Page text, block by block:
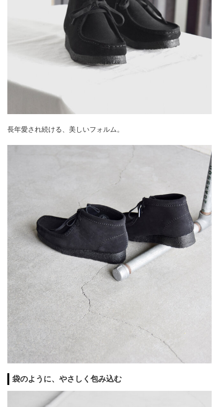
長年愛され続ける、美しいフォルム。
袋のように、やさしく包み込む